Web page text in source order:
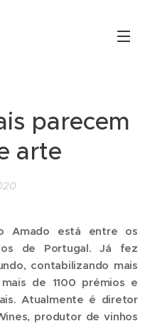
parecem
arte
Amado está entre os
de Portugal. Já fez
contabilizando mais
de 1100 prémios e
Atualmente é diretor
produtor de vinhos